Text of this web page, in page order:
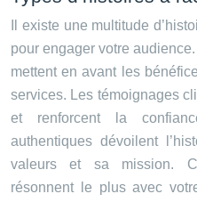
Il existe une multitude
pour engager votre
mettent en avant les
services. Les témoignages
et renforcent la
authentiques dévoilent
valeurs et sa mission.
résonnent le plus avec